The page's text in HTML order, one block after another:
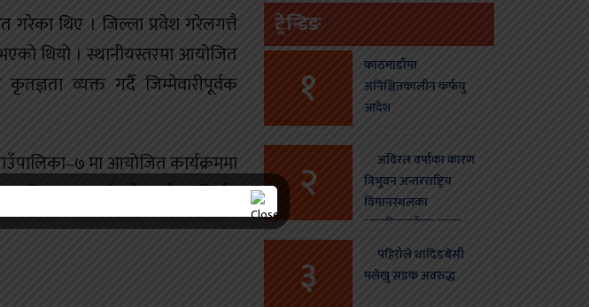
गरेका थिए । जिल्ला प्रवेश गरेलगत्तै
थियो । स्थानीयस्तरमा आयोजित
व्यक्त गर्दै जिम्मेवारीपूर्वक
मा आयोजित कार्यक्रममा
(१०२ वर्ष उमेर) को आशिर्वाद
ट्रेन्डिङ
१
काठमाडौँमा
अनिश्चितकालीन कर्फयु
आदेश
२
अविरल वर्षाका कारण
त्रिभुवन अन्तरराष्ट्रिय
विमानस्थलका
आन्तरिकतर्फका उडान
स्थगन
३
पहिरोले धादिङबेसी
मलेखु सडक अवरुद्ध